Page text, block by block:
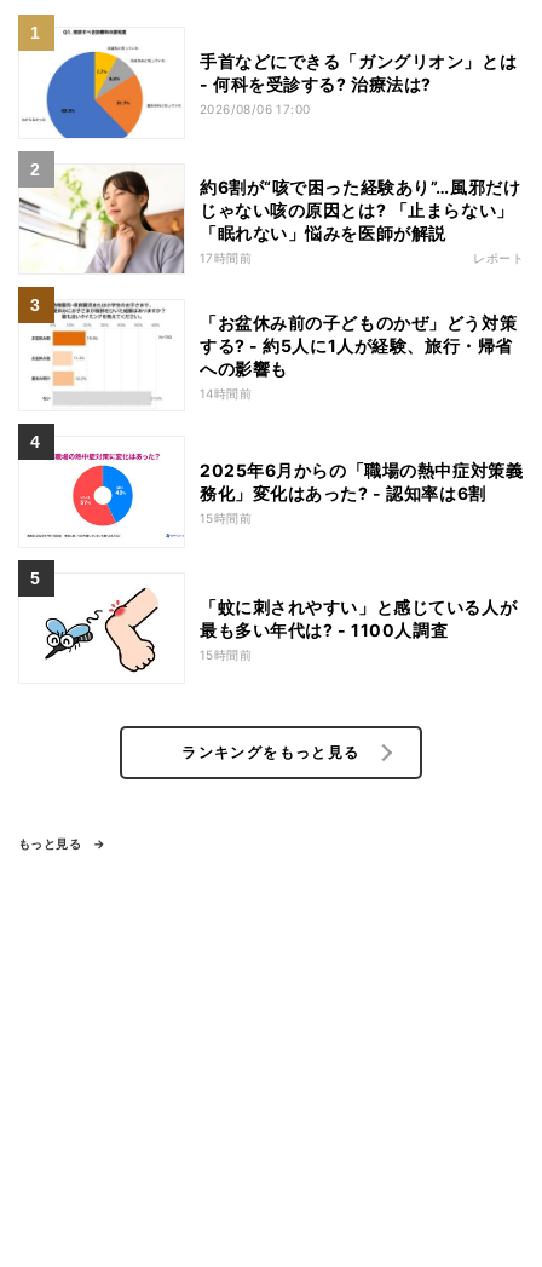
手首などにできる「ガングリオン」とは
- 何科を受診する? 治療法は?
2026/08/06 17:00
約6割が“咳で困った経験あり”…風邪だけ
じゃない咳の原因とは? 「止まらない」
「眠れない」悩みを医師が解説
17時間前 レポート
「お盆休み前の子どものかぜ」どう対策
する? - 約5人に1人が経験、旅行・帰省
への影響も
14時間前
2025年6月からの「職場の熱中症対策義
務化」変化はあった? - 認知率は6割
15時間前
「蚊に刺されやすい」と感じている人が
最も多い年代は? - 1100人調査
15時間前
ランキングをもっと見る
もっと見る